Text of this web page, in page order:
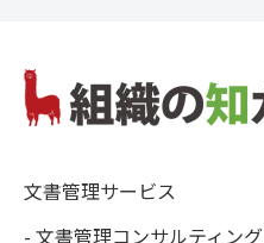
文書管理サービス
- 文書管理コンサルティング